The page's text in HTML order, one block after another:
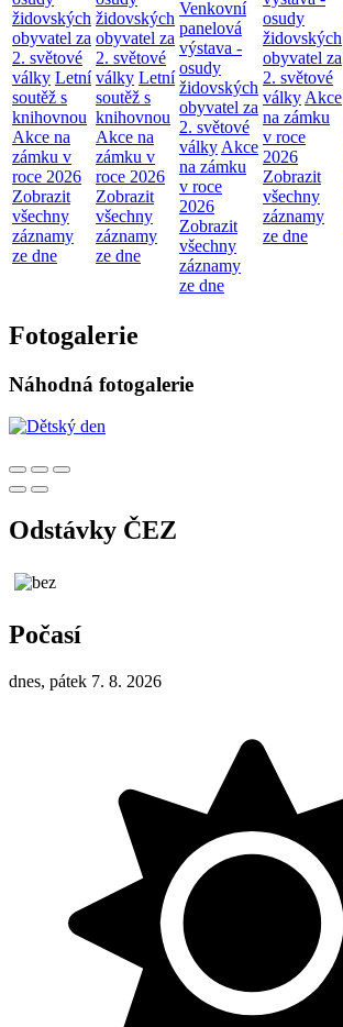
židovských
obyvatel za
2. světové
války Letní
soutěž s
knihovnou
Akce na
zámku v
roce 2026
Zobrazit
všechny
záznamy
ze dne
židovských
obyvatel za
2. světové
války Letní
soutěž s
knihovnou
Akce na
zámku v
roce 2026
Zobrazit
všechny
záznamy
ze dne
Venkovní
panelová
výstava -
osudy
židovských
obyvatel za
2. světové
války Akce
na zámku
v roce
2026
Zobrazit
všechny
záznamy
ze dne
osudy
židovských
obyvatel za
2. světové
války Akce
na zámku
v roce
2026
Zobrazit
všechny
záznamy
ze dne
Fotogalerie
Náhodná fotogalerie
Odstávky ČEZ
Počasí
dnes, pátek 7. 8. 2026